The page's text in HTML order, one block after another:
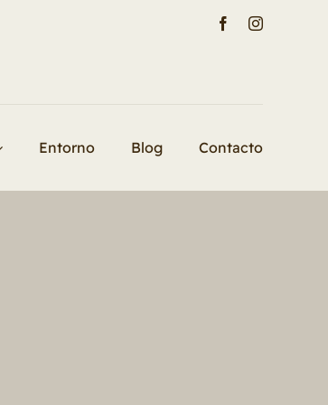
Entorno Blog Contacto